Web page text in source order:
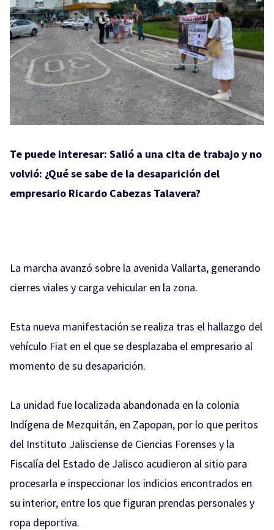
Te puede interesar: Salió a una cita de trabajo y no
volvió: ¿Qué se sabe de la desaparición del
empresario Ricardo Cabezas Talavera?
La marcha avanzó sobre la avenida Vallarta, generando
cierres viales y carga vehicular en la zona.
Esta nueva manifestación se realiza tras el hallazgo del
vehículo Fiat en el que se desplazaba el empresario al
momento de su desaparición.
La unidad fue localizada abandonada en la colonia
Indígena de Mezquitán, en Zapopan, por lo que peritos
del Instituto Jalisciense de Ciencias Forenses y la
Fiscalía del Estado de Jalisco acudieron al sitio para
procesarla e inspeccionar los indicios encontrados en
su interior, entre los que figuran prendas personales y
ropa deportiva.